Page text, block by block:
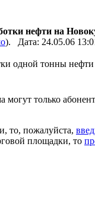
нефти на
). Дата: 24.05.06
одной тонны
могут только
то, пожалуйста,
площадки, то